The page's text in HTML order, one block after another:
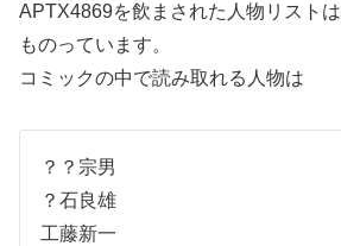
APTX4869を飲まされた人物リストは
ものっています。
コミックの中で読み取れる人物は
？？宗男
？石良雄
工藤新一